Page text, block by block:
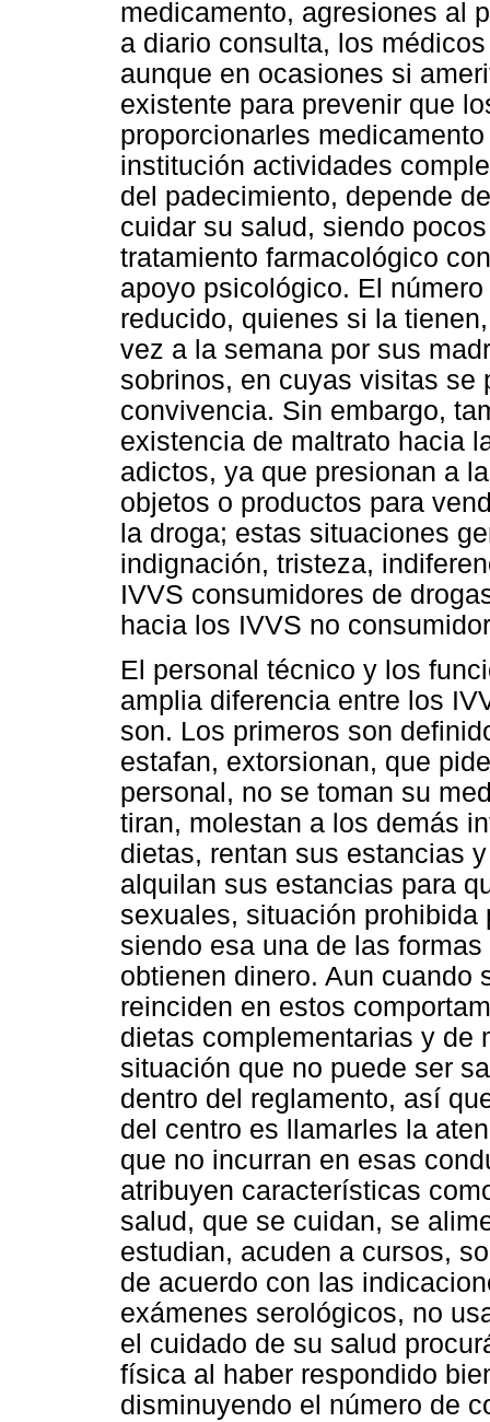
medicamento, agresiones al
a diario consulta, los
aunque en ocasiones si
existente para prevenir que
proporcionarles
institución actividades
del padecimiento, depende
cuidar su salud, siendo
tratamiento farmacológico
apoyo psicológico. El
reducido, quienes si la
vez a la semana por sus
sobrinos, en cuyas visitas se
convivencia. Sin embargo,
existencia de maltrato hacia
adictos, ya que presionan a
objetos o productos para
la droga; estas situaciones
indignación, tristeza,
IVVS consumidores de
hacia los IVVS no
El personal técnico y los
amplia diferencia entre los
son. Los primeros son
estafan, extorsionan, que
personal, no se toman su
tiran, molestan a los demás
dietas, rentan sus estancias
alquilan sus estancias para
sexuales, situación
siendo esa una de las
obtienen dinero. Aun cuando
reinciden en estos
dietas complementarias y de
situación que no puede ser
dentro del reglamento, así
del centro es llamarles la
que no incurran en esas
atribuyen características
salud, que se cuidan, se
estudian, acuden a cursos,
de acuerdo con las
exámenes serológicos, no
el cuidado de su salud
física al haber respondido
disminuyendo el número de